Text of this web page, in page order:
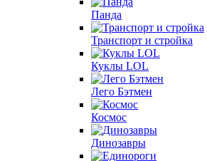
Панда
Транспорт и стройка
Куклы LOL
Лего Бэтмен
Космос
Динозавры